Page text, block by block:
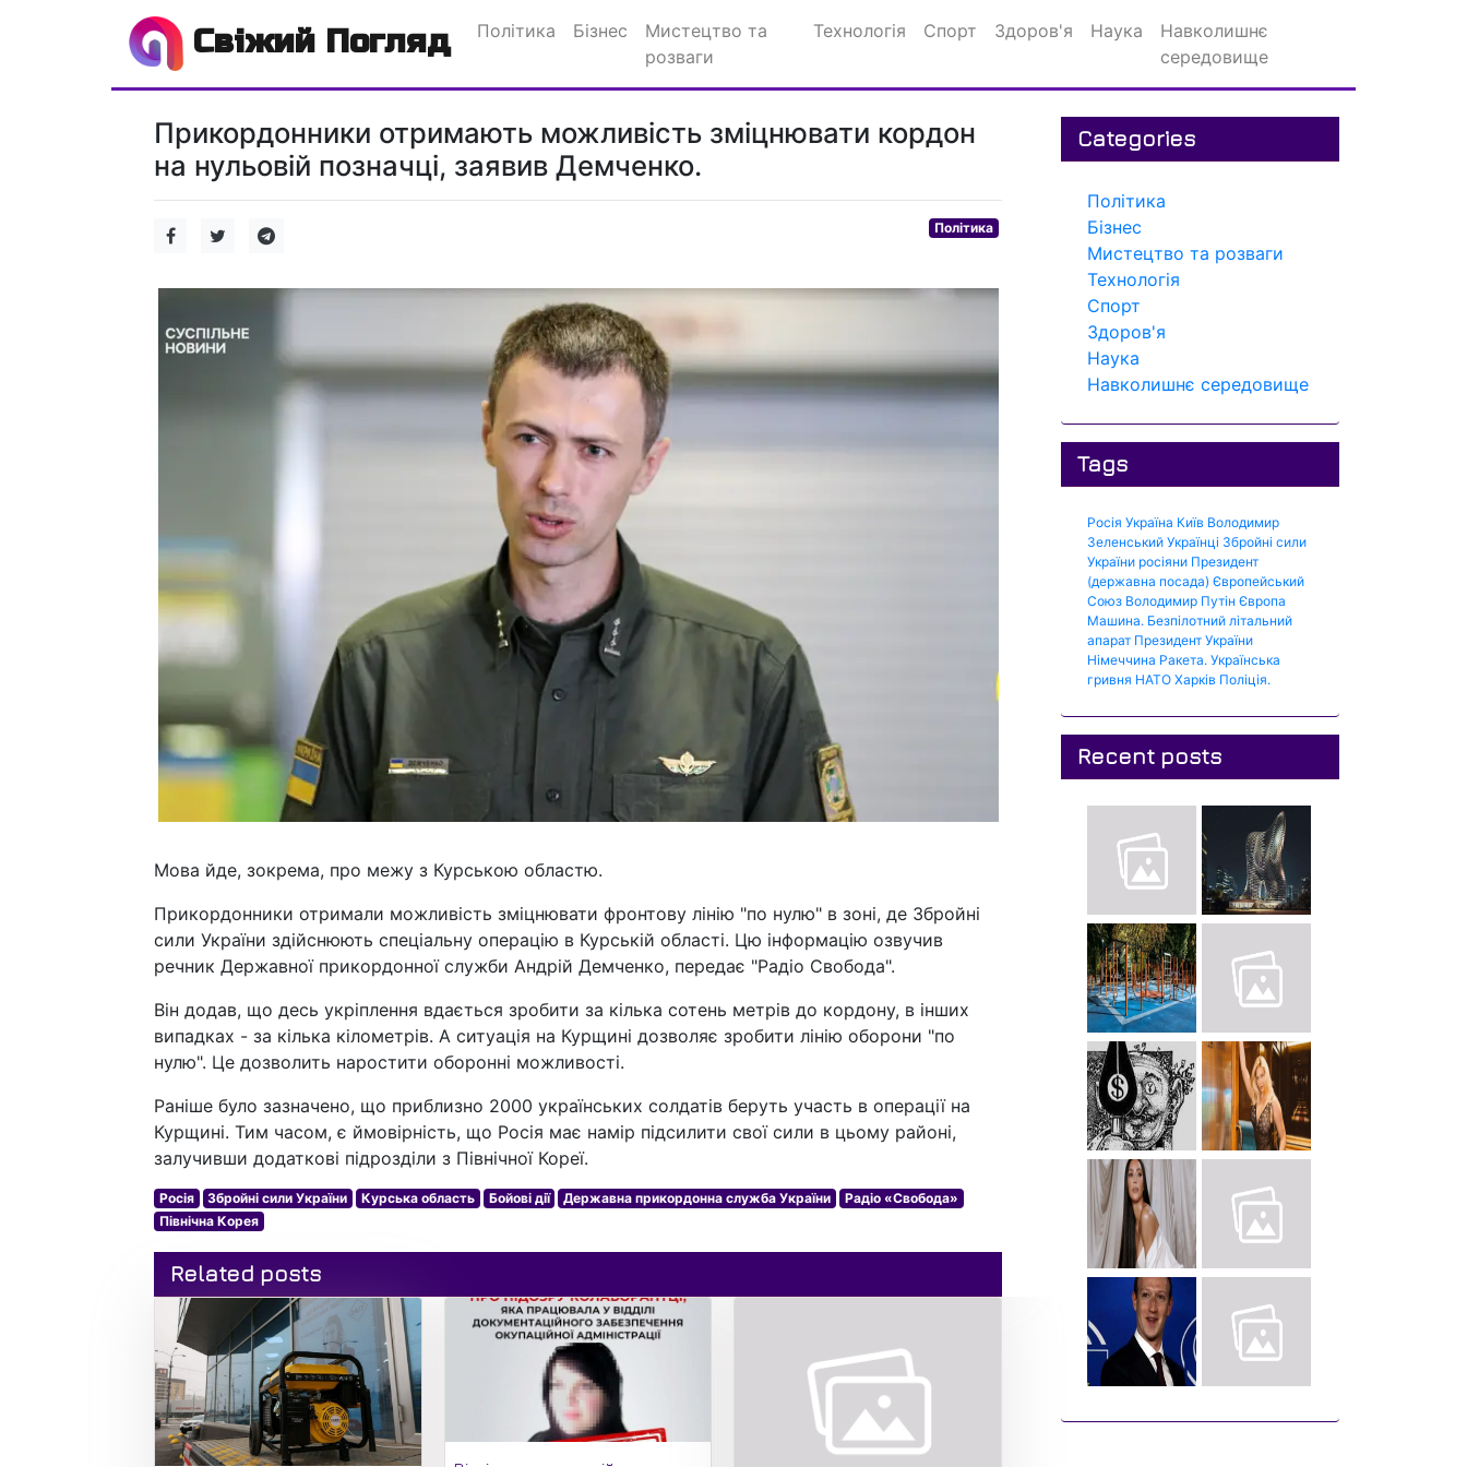
Свіжий Погляд Політика Бізнес
Мистецтво та
розваги
Технологія Спорт Здоров'я Наука
Навколишнє
середовище
Прикордонники отримають можливість зміцнювати кордон
на нульовій позначці, заявив Демченко.
Політика
Мова йде, зокрема, про межу з Курською областю.
Прикордонники отримали можливість зміцнювати фронтову лінію "по нулю" в зоні, де Збройні
сили України здійснюють спеціальну операцію в Курській області. Цю інформацію озвучив
речник Державної прикордонної служби Андрій Демченко, передає "Радіо Свобода".
Він додав, що десь укріплення вдається зробити за кілька сотень метрів до кордону, в інших
випадках - за кілька кілометрів. А ситуація на Курщині дозволяє зробити лінію оборони "по
нулю". Це дозволить наростити оборонні можливості.
Раніше було зазначено, що приблизно 2000 українських солдатів беруть участь в операції на
Курщині. Тим часом, є ймовірність, що Росія має намір підсилити свої сили в цьому районі,
залучивши додаткові підрозділи з Північної Кореї.
Росія Збройні сили України Курська область Бойові дії Державна прикордонна служба України
Радіо «Свобода»
Північна Корея
Related posts
Categories
Політика
Бізнес
Мистецтво та розваги
Технологія
Спорт
Здоров'я
Наука
Навколишнє середовище
Tags
Росія Україна Київ Володимир
Зеленський Українці Збройні сили
України росіяни Президент
(державна посада) Європейський
Союз Володимир Путін Європа
Машина. Безпілотний літальний
апарат Президент України
Німеччина Ракета. Українська
гривня НАТО Харків Поліція.
Recent posts